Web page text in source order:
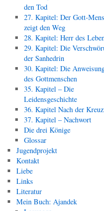
den Tod
27. Kapitel: Der Gott-
zeigt den Weg
28. Kapitel: Herr des
29. Kapitel: Die
der Sanhedrin
30. Kapitel: Die
des Gottmenschen
35. Kapitel – Die
Leidensgeschichte
36. Kapitel Nach der
37. Kapitel – Nachwort
Die drei Könige
Glossar
Jugendprojekt
Kontakt
Liebe
Links
Literatur
Mein Buch: Ajandek